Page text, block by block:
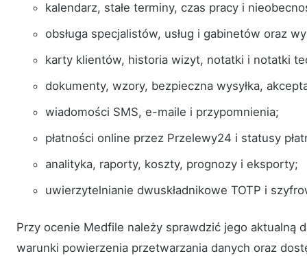
kalendarz, stałe terminy, czas pracy i
obsługa specjalistów, usług i gabinetów oraz
karty klientów, historia wizyt, notatki i notatki
dokumenty, wzory, bezpieczna wysyłka,
wiadomości SMS, e-maile i przypomnienia;
płatności online przez Przelewy24 i statusy
analityka, raporty, koszty, prognozy i eksporty;
uwierzytelnianie dwuskładnikowe TOTP i
Przy ocenie Medfile należy sprawdzić jego aktualną
warunki powierzenia przetwarzania danych oraz